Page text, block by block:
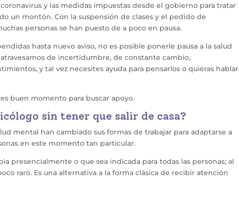
y las medidas impuestas desde el gobierno para tratar
un montón. Con la suspensión de clases y el pedido de
personas se han puesto de a poco en pausa.
hasta nuevo aviso, no es posible ponerle pausa a la salud
de incertidumbre, de constante cambio,
y tal vez necesites ayuda para pensarlos o quieras hablar
buen momento para buscar apoyo.
sin tener que salir de casa?
mental han cambiado sus formas de trabajar para adaptarse a
en este momento tan particular.
presencialmente o que sea indicada para todas las personas; al
raro. Es una alternativa a la forma clásica de recibir atención